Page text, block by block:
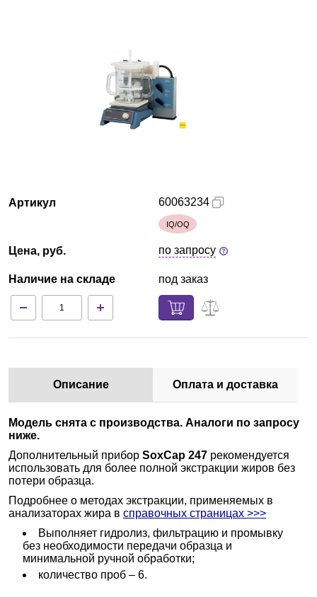
Партнеры
Контакты
Артикул
Цена, руб.
Наличие на складе
60063234
IQ/OQ
по запросу
под заказ
Описание Оплата и доставка
Модель снята с производства. Аналоги по запросу
ниже.
Дополнительный прибор SoxCap 247 рекомендуется
использовать для более полной экстракции жиров без
потери образца.
Подробнее о методах экстракции, применяемых в
анализаторах жира в справочных страницах >>>
Выполняет гидролиз, фильтрацию и промывку
без необходимости передачи образца и
минимальной ручной обработки;
количество проб – 6.